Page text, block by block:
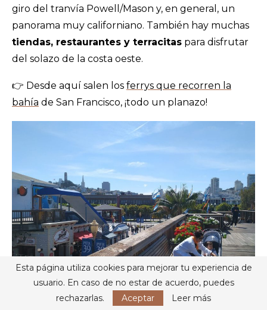
giro del tranvía Powell/Mason y, en general, un
panorama muy californiano. También hay muchas
tiendas, restaurantes y terracitas para disfrutar
del solazo de la costa oeste.
👉 Desde aquí salen los ferrys que recorren la
bahía de San Francisco, ¡todo un planazo!
Esta página utiliza cookies para mejorar tu experiencia de
usuario. En caso de no estar de acuerdo, puedes
rechazarlas.
Aceptar Leer más